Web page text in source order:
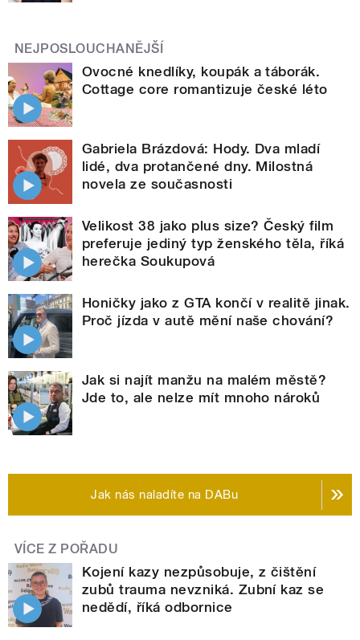
NEJPOSLOUCHANĚJŠÍ
Ovocné knedlíky, koupák a táborák.
Cottage core romantizuje české léto
Gabriela Brázdová: Hody. Dva mladí
lidé, dva protančené dny. Milostná
novela ze současnosti
Velikost 38 jako plus size? Český film
preferuje jediný typ ženského těla, říká
herečka Soukupová
Honičky jako z GTA končí v realitě jinak.
Proč jízda v autě mění naše chování?
Jak si najít manžu na malém městě?
Jde to, ale nelze mít mnoho nároků
Jak nás naladíte na DABu
VÍCE Z POŘADU
Kojení kazy nezpůsobuje, z čištění
zubů trauma nevzniká. Zubní kaz se
nedědí, říká odbornice